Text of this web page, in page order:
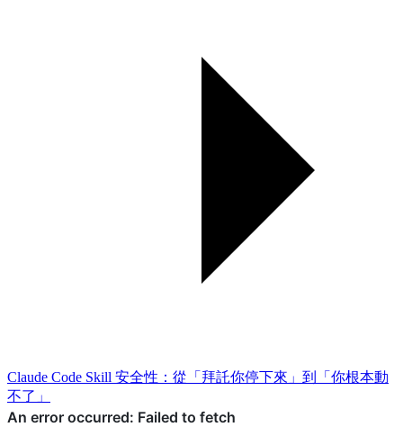
Claude Code Skill 安全性：從「拜託你停下來」到「你根本動
不了」